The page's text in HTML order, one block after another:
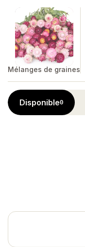
Mélanges de graines
Disponible0